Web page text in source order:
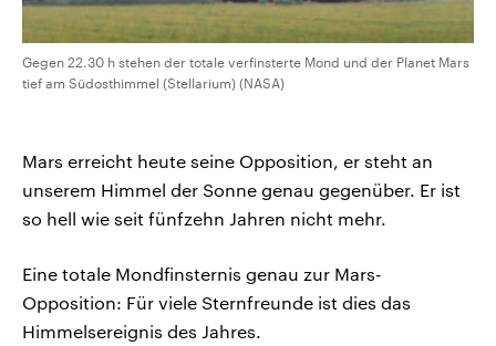
Gegen 22.30 h stehen der totale verfinsterte Mond und der Planet Mars
tief am Südosthimmel (Stellarium) (NASA)
Mars erreicht heute seine Opposition, er steht an
unserem Himmel der Sonne genau gegenüber. Er ist
so hell wie seit fünfzehn Jahren nicht mehr.
Eine totale Mondfinsternis genau zur Mars-
Opposition: Für viele Sternfreunde ist dies das
Himmelsereignis des Jahres.